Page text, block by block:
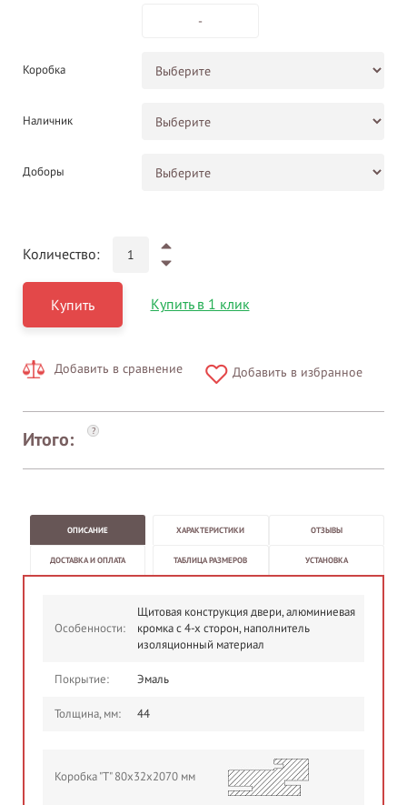
-
Коробка
Наличник
Доборы
Количество:
Купить Купить в 1 клик
Добавить в сравнение Добавить в избранное
Итого: ?
ОПИСАНИЕ ХАРАКТЕРИСТИКИ ОТЗЫВЫ
ДОСТАВКА И ОПЛАТА ТАБЛИЦА РАЗМЕРОВ УСТАНОВКА
Особенности:
Щитовая конструкция двери, алюминиевая
кромка с 4-х сторон, наполнитель
изоляционный материал
Покрытие: Эмаль
Толщина, мм: 44
Коробка "Т" 80х32х2070 мм